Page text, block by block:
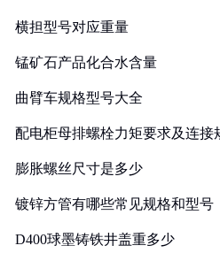
横担型号对应重量
锰矿石产品化合水含量
曲臂车规格型号大全
配电柜母排螺栓力矩要求及连接
膨胀螺丝尺寸是多少
镀锌方管有哪些常见规格和型号
D400球墨铸铁井盖重多少